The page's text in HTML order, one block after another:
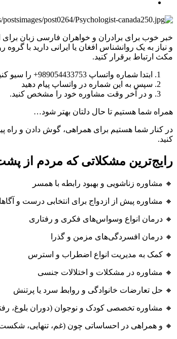
خبر خوب برای برادران و خواهران فارسی زبان برای
و نیاز به یک روانشناس افغان یا ایرانی دارید با
مکث ارتباط برقرار کنید.
ابتدا شماره واتساپ 989054433753+ را سیو کنید
سپس به این شماره در واتساپ پیام دهید
و در آخر وقت مشاوره خود را مشخص کنید.
همراه شما هستیم تا حال دلتان بهتر شود…
در کنار شما‌ هستیم برای همراهی، گوش دادن و راه
کنید.
رایج‌ترین مشکلاتی که مردم از
🔸 مشاوره زناشویی و بهبود رابطه با همسر
🔸 مشاوره پیش از ازدواج برای انتخابی درست و
🔸 درمان انواع وسواس‌های فکری و رفتاری
🔸 درمان افسردگی‌های مزمن و گذرا
🔸 کمک به مدیریت انواع اضطراب و استرس
🔸 مشاوره در مشکلات و اختلالات جنسی
🔸 حل تعارضات خانوادگی و روابط سرد یا پرتنش
🔸 مشاوره تخصصی کودک و نوجوان (دوران بلوغ،
🔸 و همراهی در احساساتی چون (غم، تنهایی،